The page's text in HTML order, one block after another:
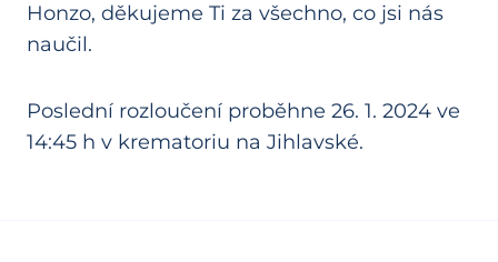
Honzo, děkujeme Ti za všechno, co jsi nás
naučil.
Poslední rozloučení proběhne 26. 1. 2024 ve
14:45 h v krematoriu na Jihlavské.